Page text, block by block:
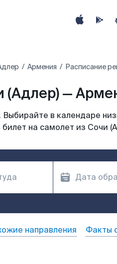
Армения Расписание
—
в календаре
на самолет из Сочи
направления Факты